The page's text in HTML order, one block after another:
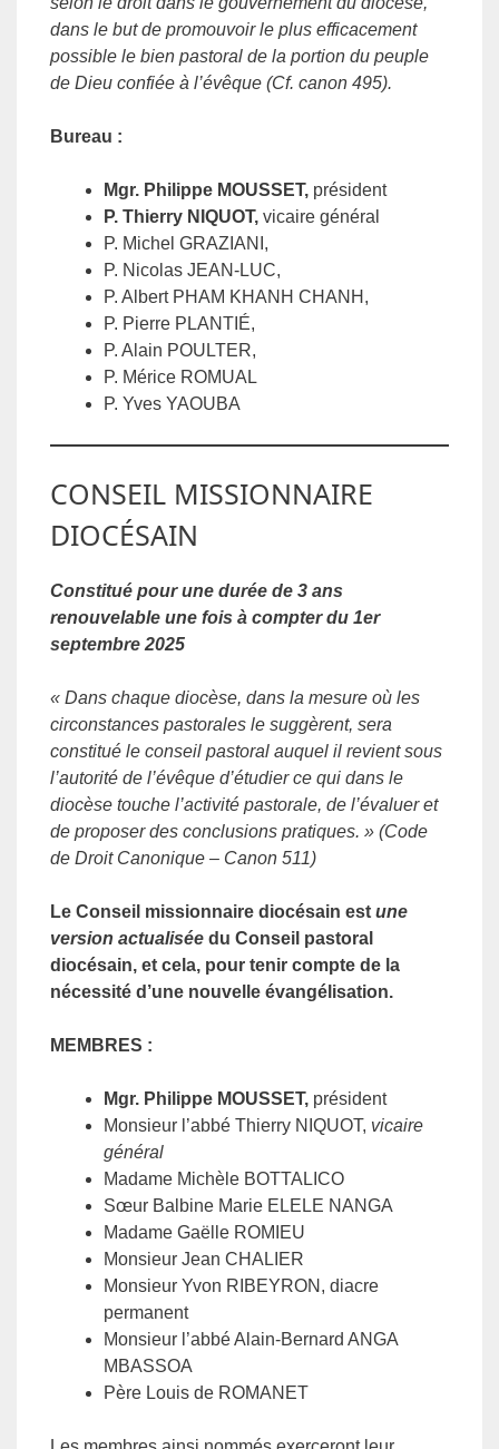
dans le but de promouvoir le plus efficacement
possible le bien pastoral de la portion du peuple
de Dieu confiée à l’évêque (Cf. canon 495).
Bureau :
Mgr. Philippe MOUSSET, président
P. Thierry NIQUOT, vicaire général
P. Michel GRAZIANI,
P. Nicolas JEAN-LUC,
P. Albert PHAM KHANH CHANH,
P. Pierre PLANTIÉ,
P. Alain POULTER,
P. Mérice ROMUAL
P. Yves YAOUBA
CONSEIL MISSIONNAIRE
DIOCÉSAIN
Constitué pour une durée de 3 ans
renouvelable une fois à compter du 1er
septembre 2025
« Dans chaque diocèse, dans la mesure où les
circonstances pastorales le suggèrent, sera
constitué le conseil pastoral auquel il revient sous
l’autorité de l’évêque d’étudier ce qui dans le
diocèse touche l’activité pastorale, de l’évaluer et
de proposer des conclusions pratiques. » (Code
de Droit Canonique – Canon 511)
Le Conseil missionnaire diocésain est une
version actualisée du Conseil pastoral
diocésain, et cela, pour tenir compte de la
nécessité d’une nouvelle évangélisation.
MEMBRES :
Mgr. Philippe MOUSSET, président
Monsieur l’abbé Thierry NIQUOT, vicaire
général
Madame Michèle BOTTALICO
Sœur Balbine Marie ELELE NANGA
Madame Gaëlle ROMIEU
Monsieur Jean CHALIER
Monsieur Yvon RIBEYRON, diacre
permanent
Monsieur l’abbé Alain-Bernard ANGA
MBASSOA
Père Louis de ROMANET